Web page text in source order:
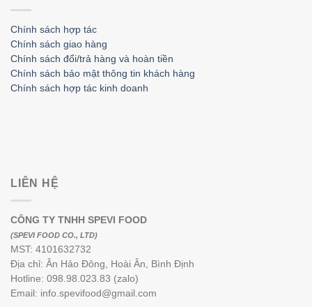
Chính sách hợp tác
Chính sách giao hàng
Chính sách đổi/trả hàng và hoàn tiền
Chính sách bảo mật thông tin khách hàng
Chính sách hợp tác kinh doanh
LIÊN HỆ
CÔNG TY TNHH SPEVI FOOD
(SPEVI FOOD CO., LTD)
MST: 4101632732
Địa chỉ: Ân Hảo Đông, Hoài Ân, Bình Định
Hotline: 098.98.023.83 (zalo)
Email: info.spevifood@gmail.com